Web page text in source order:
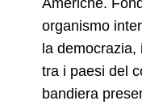
Americhe.
organismo
la
tra i paesi del
bandiera